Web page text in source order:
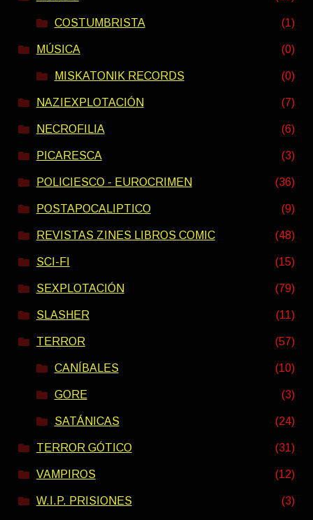
COSTUMBRISTA (1)
MÚSICA (0)
MISKATONIK RECORDS (0)
NAZIEXPLOTACIÓN (7)
NECROFILIA (6)
PICARESCA (3)
POLICIESCO - EUROCRIMEN (36)
POSTAPOCALIPTICO (9)
REVISTAS ZINES LIBROS COMIC (48)
SCI-FI (15)
SEXPLOTACIÓN (79)
SLASHER (11)
TERROR (57)
CANÍBALES (10)
GORE (3)
SATÁNICAS (24)
TERROR GÓTICO (31)
VAMPIROS (12)
W.I.P. PRISIONES (3)